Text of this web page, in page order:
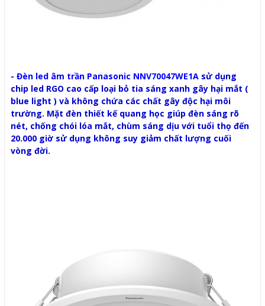
- Đèn led âm trần Panasonic NNV70047WE1A sử dụng
chip led RGO cao cấp loại bỏ tia sáng xanh gây hại mắt (
blue light ) và không chứa các chất gây độc hại môi
trường. Mặt đèn thiết kế quang học giúp đèn sáng rõ
nét, chống chói lóa mắt, chùm sáng dịu với tuổi thọ đến
20.000 giờ sử dụng không suy giảm chất lượng cuối
vòng đời.